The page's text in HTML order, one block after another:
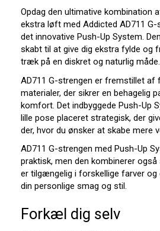
Opdag den ultimative kombination
ekstra løft med Addicted AD711
det innovative Push-Up System.
skabt til at give dig ekstra fylde og
træk på en diskret og naturlig måde.
AD711 G-strengen er fremstillet af
materialer, der sikrer en behagelig
komfort. Det indbyggede Push-Up
lille pose placeret strategisk, der
der, hvor du ønsker at skabe mere
AD711 G-strengen med Push-Up
praktisk, men den kombinerer også
er tilgængelig i forskellige farver og
din personlige smag og stil.
Forkæl dig selv